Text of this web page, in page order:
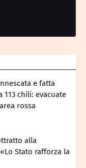
e fatta
chili: evacuate
rossa
alla
Stato rafforza la